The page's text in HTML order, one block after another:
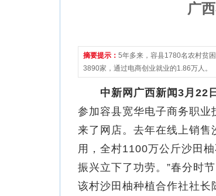
广
摘要提示： 5年多来，容县1780名农村贫
3890家，通过电商创业就业的1.86万人。
中新网广西新闻3月22
参加容县宽华电子商务职业
来了网店。去年在线上销
用，全村1100万公斤沙田
振兴立下了功劳。”春分时
该村沙田柚种植合作社社长